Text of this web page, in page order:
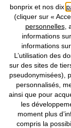
bonprix et nos dix
(cliquer sur «
personnelles,
informations
informations
L’utilisation des
sur des sites de
pseudonymisées),
personnalisés,
ainsi que pour
les
moment plus
compris la